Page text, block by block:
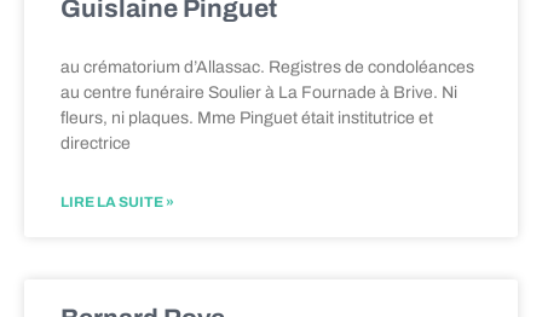
Guislaine Pinguet
au crématorium d’Allassac. Registres de condoléances
au centre funéraire Soulier à La Fournade à Brive. Ni
fleurs, ni plaques. Mme Pinguet était institutrice et
directrice
LIRE LA SUITE »